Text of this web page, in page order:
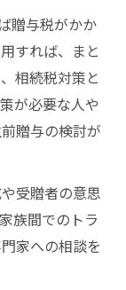
贈与税がかか
すれば、まと
相続税対策と
が必要な人や
贈与の検討が
受贈者の意思
族間でのトラ
家への相談を